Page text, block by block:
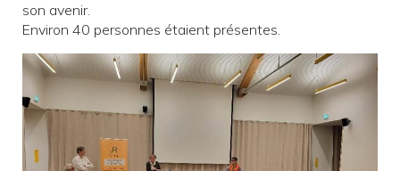
son avenir.
Environ 40 personnes étaient présentes.